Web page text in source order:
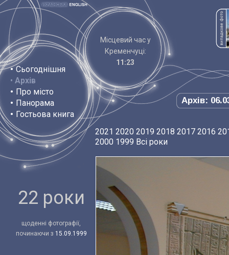
• Сьогоднішня
• Архів
• Про місто
• Панорама
• Гостьова книга
Місцевий час у
Кременчуці:
11:23
Архів:
22 роки
щоденні фотографії,
починаючи з 15.09.1999
2021 2020 2019 2018 2017 2016
2000 1999 Всі роки